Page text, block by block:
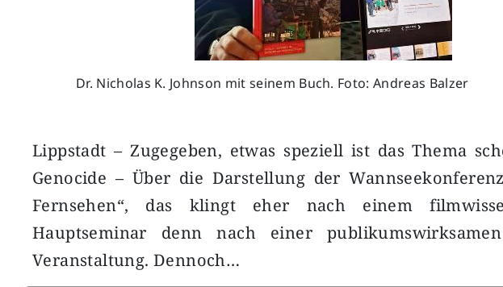
Dr. Nicholas K. Johnson mit seinem Buch. Foto: Andreas Balzer
Lippstadt – Zugegeben, etwas speziell ist das Thema
Genocide – Über die Darstellung der
Fernsehen“, das klingt eher nach einem
Hauptseminar denn nach einer
Veranstaltung. Dennoch…